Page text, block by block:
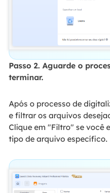
Passo 2. Aguarde o
terminar.
Após o processo de
e filtrar os arquivos
Clique em "Filtro" se você
tipo de arquivo específico.